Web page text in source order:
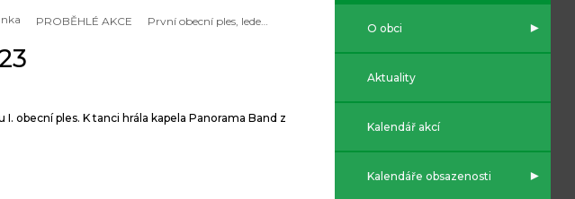
PROBĚHLÉ AKCE První obecní ples, leden 2023
obecní ples. K tanci hrála kapela Panorama Band z
O obci
Aktuality
Kalendář akcí
Kalendáře obsazenosti